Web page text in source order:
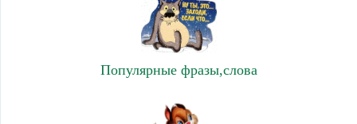
Популярные фразы,слова